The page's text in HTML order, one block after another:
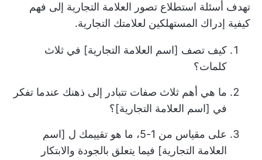
تهدف أسئلة استطلاع تصور العلامة التجارية إلى فهم
كيفية إدراك المستهلكين لعلامتك التجارية.
كيف تصف [اسم العلامة التجارية] في ثلاث
كلمات؟
ما هي أهم ثلاث صفات تتبادر إلى ذهنك عندما تفكر
في [اسم العلامة التجارية]؟
على مقياس من 1-5، ما هو تقييمك ل [اسم
العلامة التجارية] فيما يتعلق بالجودة والابتكار